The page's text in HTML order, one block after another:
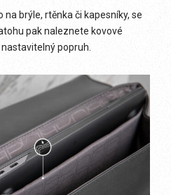
brýle, rtěnka či kapesníky, se
pak naleznete kovové
popruh.